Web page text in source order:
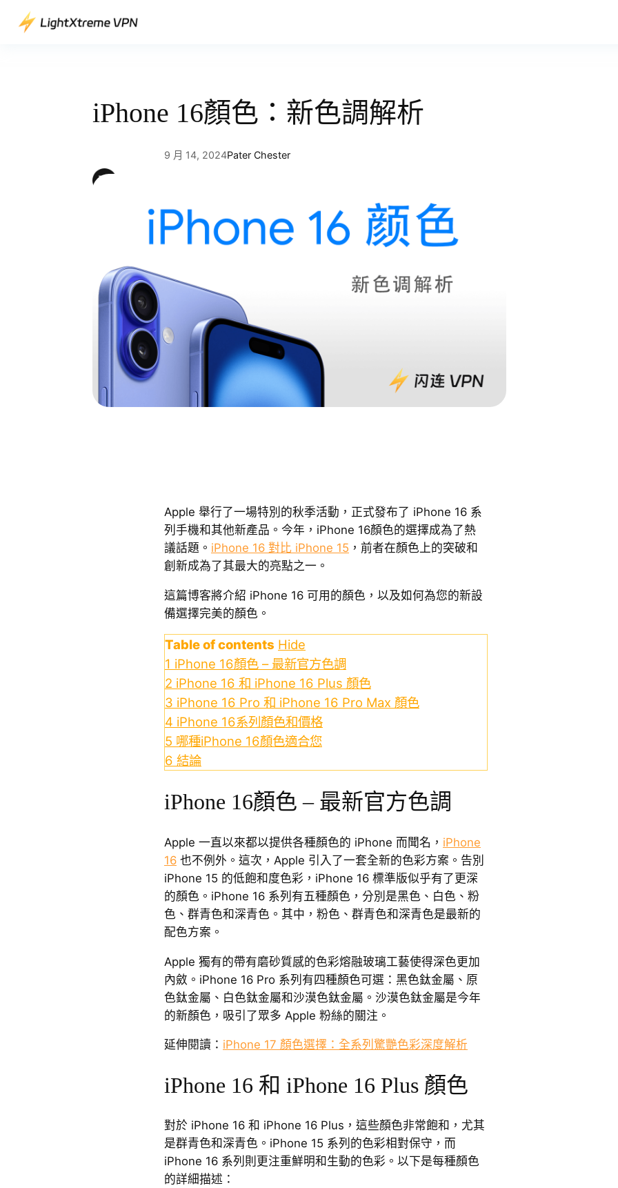
iPhone 16顏色：新色調解析
9 月 14, 2024Pater Chester
Apple 舉行了一場特別的秋季活動，正式發布了 iPhone 16 系
列手機和其他新產品。今年，iPhone 16顏色的選擇成為了熱
議話題。 iPhone 16 對比 iPhone 15 ，前者在顏色上的突破和
創新成為了其最大的亮點之一。
這篇博客將介紹 iPhone 16 可用的顏色，以及如何為您的新設
備選擇完美的顏色。
Table of contents Hide
1 iPhone 16顏色 – 最新官方色調
2 iPhone 16 和 iPhone 16 Plus 顏色
3 iPhone 16 Pro 和 iPhone 16 Pro Max 顏色
4 iPhone 16系列顏色和價格
5 哪種iPhone 16顏色適合您
6 結論
iPhone 16顏色 – 最新官方色調
Apple 一直以來都以提供各種顏色的 iPhone 而聞名， iPhone
16 也不例外。這次，Apple 引入了一套全新的色彩方案。告別
iPhone 15 的低飽和度色彩，iPhone 16 標準版似乎有了更深
的顏色。iPhone 16 系列有五種顏色，分別是黑色、白色、粉
色、群青色和深青色。其中，粉色、群青色和深青色是最新的
配色方案。
Apple 獨有的帶有磨砂質感的色彩熔融玻璃工藝使得深色更加
內斂。iPhone 16 Pro 系列有四種顏色可選：黑色鈦金屬、原
色鈦金屬、白色鈦金屬和沙漠色鈦金屬。沙漠色鈦金屬是今年
的新顏色，吸引了眾多 Apple 粉絲的關注。
延伸閱讀： iPhone 17 顏色選擇：全系列驚艷色彩深度解析
iPhone 16 和 iPhone 16 Plus 顏色
對於 iPhone 16 和 iPhone 16 Plus，這些顏色非常飽和，尤其
是群青色和深青色。iPhone 15 系列的色彩相對保守，而
iPhone 16 系列則更注重鮮明和生動的色彩。以下是每種顏色
的詳細描述：